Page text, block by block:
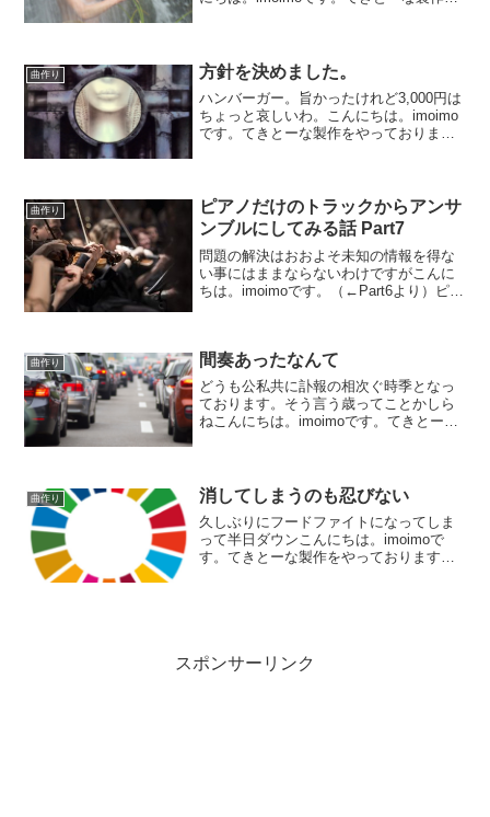
の弾けないimoi...
曲作り 方針を決めました。
ハンバーガー。旨かったけれど3,000円は
ちょっと哀しいわ。こんにちは。imoimo
です。てきとーな製作をやっておりま
イデアでして。...
曲作り
ピアノだけのトラックからアンサ
ンブルにしてみる話 Part7
問題の解決はおおよそ未知の情報を得な
い事にはままならないわけですがこんに
ちは。imoimoです。（←Part6より）ピア
源主体にな...
曲作り 間奏あったなんて
どうも公私共に訃報の相次ぐ時季となっ
ております。そう言う歳ってことかしら
ねこんにちは。imoimoです。てきとーな
の合体ものと言う最...
曲作り 消してしまうのも忍びない
久しぶりにフードファイトになってしま
って半日ダウンこんにちは。imoimoで
す。てきとーな製作をやっております。
スポンサーリンク